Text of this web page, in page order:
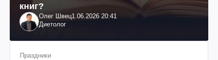
книг?
Олег Швец1.06.2026 20:41
Диетолог
Праздники